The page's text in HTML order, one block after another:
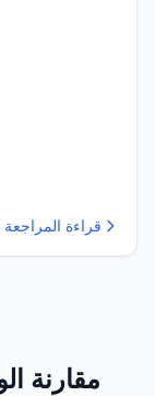
قراءة المراجعة
مقارنة